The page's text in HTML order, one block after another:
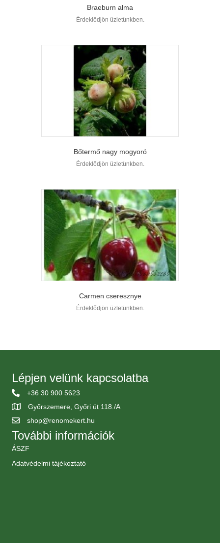
Braeburn alma
Érdeklődjön üzletünkben.
Bőtermő nagy mogyoró
Érdeklődjön üzletünkben.
Carmen cseresznye
Érdeklődjön üzletünkben.
Lépjen velünk kapcsolatba
+36 30 900 5623
Győrszemere, Győri út 118./A
shop@renomekert.hu
További információk
ÁSZF
Adatvédelmi tájékoztató